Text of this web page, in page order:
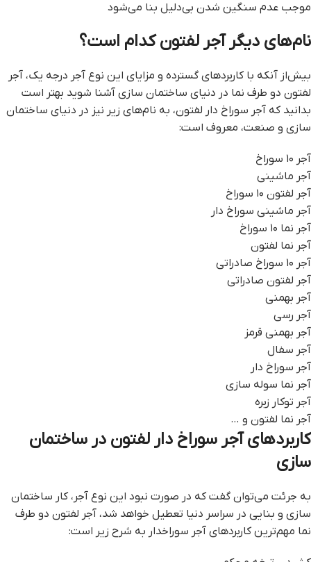
موجب عدم سنگین شدن بی‌دلیل بنا می‌شود
نام‌های دیگر آجر لفتون کدام است؟
بیش‌از آنکه با کاربردهای گسترده و مزایای این نوع آجر درجه یک، آجر
لفتون دو طرف نما در دنیای ساختمان سازی آشنا شوید بهتر است
بدانید که آجر سوراخ دار لفتون، به نام‌های زیر نیز در دنیای ساختمان
سازی و صنعت، معروف است:
آجر ۱۰ سوراخ
آجر ماشینی
آجر لفتون ۱۰ سوراخ
آجر ماشینی سوراخ دار
آجر نما ۱۰ سوراخ
آجر نما لفتون
آجر ۱۰ سوراخ صادراتی
آجر لفتون صادراتی
آجر بهمنی
آجر رسی
آجر بهمنی قرمز
آجر سفال
آجر سوراخ دار
آجر نما سوله سازی
آجر توکار زبره
آجر نما لفتون و …
کاربردهای آجر سوراخ دار لفتون در ساختمان
سازی
به جرئت می‌توان گفت که در صورت نبود این نوع آجر، کار ساختمان
سازی و بنایی در سراسر دنیا تعطیل خواهد شد، آجر لفتون دو طرف
نما مهم‌ترین کاربردهای آجر سوراخدار به شرح زیر است: